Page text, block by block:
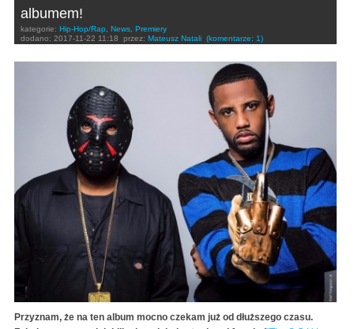
albumem!
kategorie: Hip-Hop/Rap News Premiery
dodano: 2017-11-22 11:18 przez: Mateusz Natali (komentarze: 1)
Przyznam, że na ten album mocno czekam już od dłuższego czasu.